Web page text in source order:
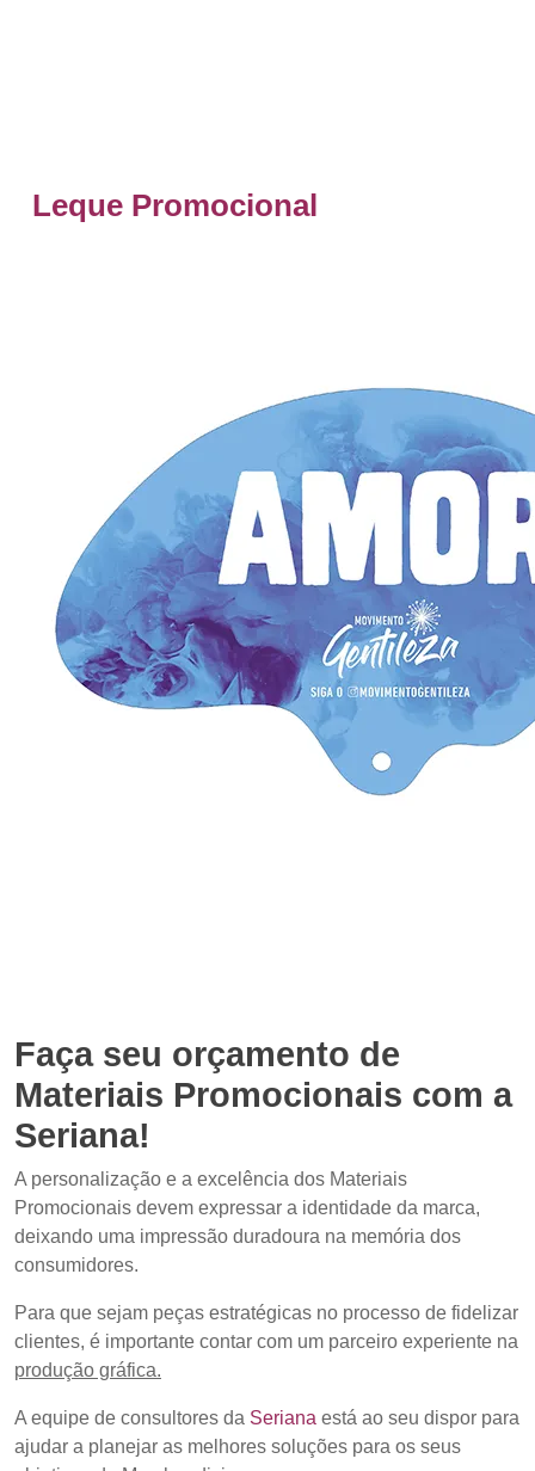
Leque Promocional
Faça seu orçamento de
Materiais Promocionais com a
Seriana!
A personalização e a excelência dos Materiais
Promocionais devem expressar a identidade da marca,
deixando uma impressão duradoura na memória dos
consumidores.
Para que sejam peças estratégicas no processo de fidelizar
clientes, é importante contar com um parceiro experiente na
produção gráfica.
A equipe de consultores da Seriana está ao seu dispor para
ajudar a planejar as melhores soluções para os seus